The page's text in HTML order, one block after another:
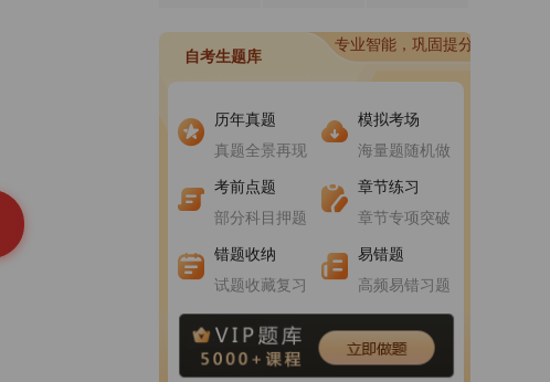
自考生题库
专业智能，巩固提分
历年真题
真题全景再现
模拟考场
海量题随机做
进入做题
考前点题
部分科目押题
进入做题
章节练习
章节专项突破
进入做题
错题收纳
试题收藏复习
进入做题
易错题
高频易错习题
进入做题